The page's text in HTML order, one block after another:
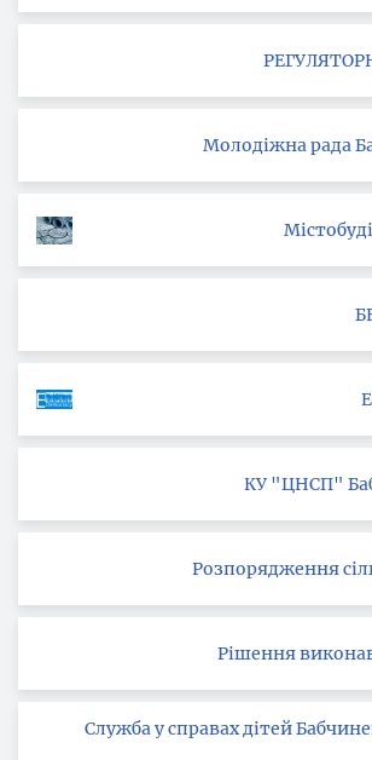
Молодіжна рада
КУ "ЦНСП"
Розпорядження
Рішення
Служба у справах дітей